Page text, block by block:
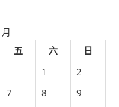
五 六
日
1
2
7 8
9